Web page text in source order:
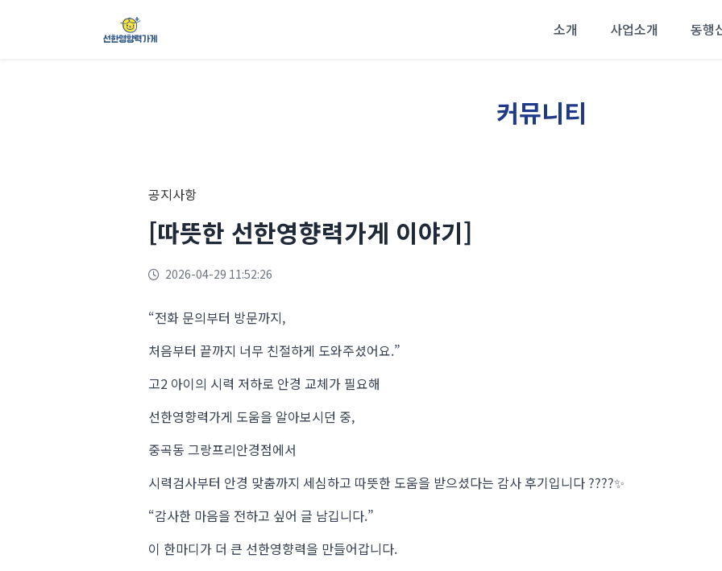
소개 사업소개 동행
커뮤니티
공지사항
[따뜻한 선한영향력가게 이야기]
2026-04-29 11:52:26
“전화 문의부터 방문까지,
처음부터 끝까지 너무 친절하게 도와주셨어요.”
고2 아이의 시력 저하로 안경 교체가 필요해
선한영향력가게 도움을 알아보시던 중,
중곡동 그랑프리안경점에서
시력검사부터 안경 맞춤까지 세심하고 따뜻한 도움을 받으셨다는 감사 후기입니다 ????✨
“감사한 마음을 전하고 싶어 글 남깁니다.”
이 한마디가 더 큰 선한영향력을 만들어갑니다.